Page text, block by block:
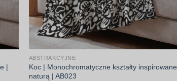
|
ABSTRAKCYJNE
Koc | Monochromatyczne kształty inspirowane
naturą | AB023